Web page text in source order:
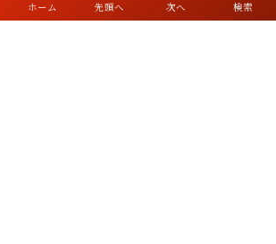
お知らせ・キャンセルポリシー
検索
ホーム 先頭へ 次へ